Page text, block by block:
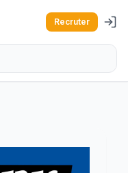
Recruter